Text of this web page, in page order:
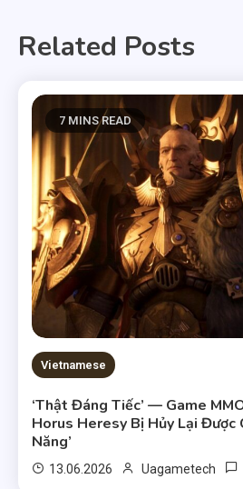
Related Posts
7 MINS READ
Vietnamese
‘Thật Đáng Tiếc’ — Game
Horus Heresy Bị Hủy Lại Được
Năng’
13.06.2026 Uagametech